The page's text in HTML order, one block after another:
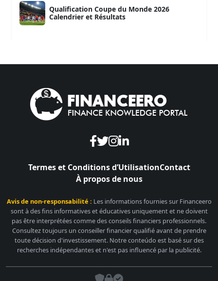
Qualification Coupe du Monde 2026
Calendrier et Résultats
Termes et Conditions d’UtilisationContact
À propos de nous
Avis de non-responsabilité : Les informations fournies sur Financeero
sont à des fins informatives et éducatives uniquement et ne doivent
pas être interprétées comme des conseils financiers professionnels.
Consultez toujours un conseiller financier qualifié avant de prendre
toute décision d'investissement. Notre conteúdo est basé sur des
recherches indépendantes et n'est pas influencé par la publicité.